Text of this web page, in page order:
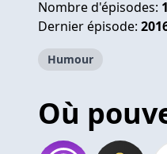
Nombre d'épisodes: 1
Dernier épisode:
Humour
Où